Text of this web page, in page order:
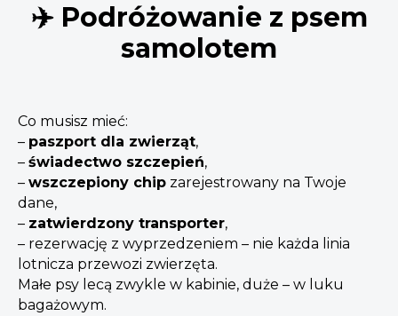
✈️ Podróżowanie z psem
samolotem
Co musisz mieć:
– paszport dla zwierząt,
– świadectwo szczepień,
– wszczepiony chip zarejestrowany na Twoje
dane,
– zatwierdzony transporter,
– rezerwację z wyprzedzeniem – nie każda linia
lotnicza przewozi zwierzęta.
Małe psy lecą zwykle w kabinie, duże – w luku
bagażowym.